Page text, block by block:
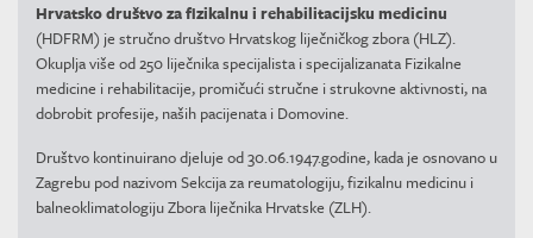
Hrvatsko društvo za fizikalnu i rehabilitacijsku medicinu
(HDFRM) je stručno društvo Hrvatskog liječničkog zbora (HLZ).
Okuplja više od 250 liječnika specijalista i specijalizanata Fizikalne
medicine i rehabilitacije, promičući stručne i strukovne aktivnosti, na
dobrobit profesije, naših pacijenata i Domovine.
Društvo kontinuirano djeluje od 30.06.1947.godine, kada je osnovano u
Zagrebu pod nazivom Sekcija za reumatologiju, fizikalnu medicinu i
balneoklimatologiju Zbora liječnika Hrvatske (ZLH).